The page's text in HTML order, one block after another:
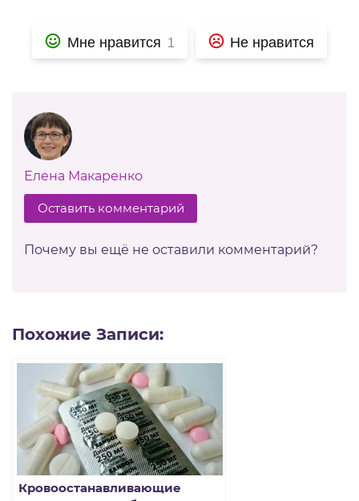
Мне нравится 1 Не нравится
Елена Макаренко
Оставить комментарий
Почему вы ещё не оставили комментарий?
Похожие Записи:
Кровоостанавливающие